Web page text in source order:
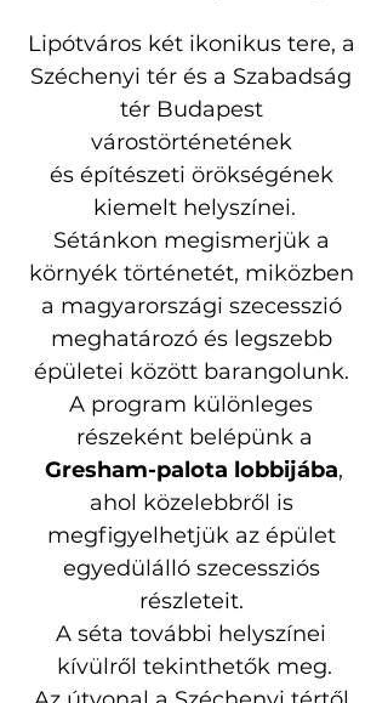
Lipótváros két ikonikus tere, a
Széchenyi tér és a Szabadság
tér Budapest
várostörténetének
és építészeti örökségének
kiemelt helyszínei.
Sétánkon megismerjük a
környék történetét, miközben
a magyarországi szecesszió
meghatározó és legszebb
épületei között barangolunk.
A program különleges
részeként belépünk a
Gresham-palota lobbijába,
ahol közelebbről is
megfigyelhetjük az épület
egyedülálló szecessziós
részleteit.
A séta további helyszínei
kívülről tekinthetők meg.